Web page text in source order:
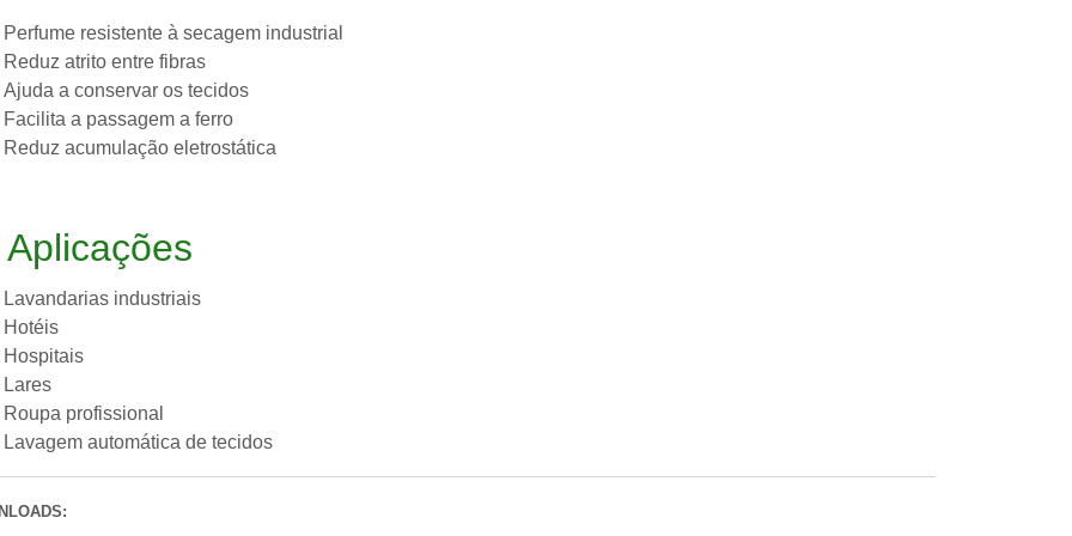
Perfume resistente à secagem industrial
Reduz atrito entre fibras
Ajuda a conservar os tecidos
Facilita a passagem a ferro
Reduz acumulação eletrostática
Aplicações
Lavandarias industriais
Hotéis
Hospitais
Lares
Roupa profissional
Lavagem automática de tecidos